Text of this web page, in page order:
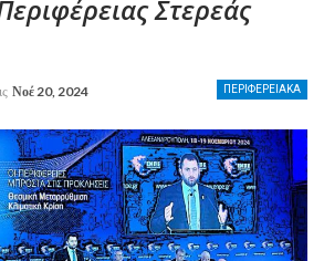
Στερεάς
ΠΕΡΙΦΕΡΕΙΑΚΑ
Νοέ 20, 2024